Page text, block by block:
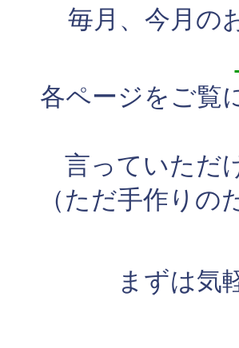
毎月、今月の
各ページをご覧
言っていただ
（ただ手作り
まずは気